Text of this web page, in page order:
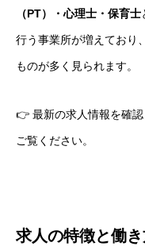
（PT）・心理士・保育士
行う事業所が増えており
ものが多く見られます。
👉 最新の求人情報を確認
ご覧ください。
求人の特徴と働